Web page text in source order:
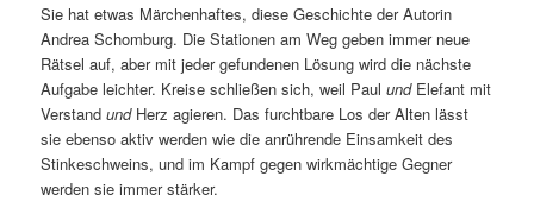
Sie hat etwas Märchenhaftes, diese Geschichte der Autorin
Andrea Schomburg. Die Stationen am Weg geben immer neue
Rätsel auf, aber mit jeder gefundenen Lösung wird die nächste
Aufgabe leichter. Kreise schließen sich, weil PaulundElefant mit
VerstandundHerz agieren. Das furchtbare Los der Alten lässt
sie ebenso aktiv werden wie die anrührende Einsamkeit des
Stinkeschweins, und im Kampf gegen wirkmächtige Gegner
werden sie immer stärker.